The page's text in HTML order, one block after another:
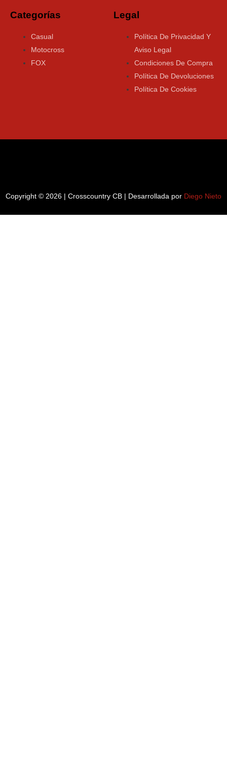
Categorías
Casual
Motocross
FOX
Legal
Política De Privacidad Y
Aviso Legal
Condiciones De Compra
Política De Devoluciones
Política De Cookies
Copyright © 2026 | Crosscountry CB | Desarrollada por Diego Nieto